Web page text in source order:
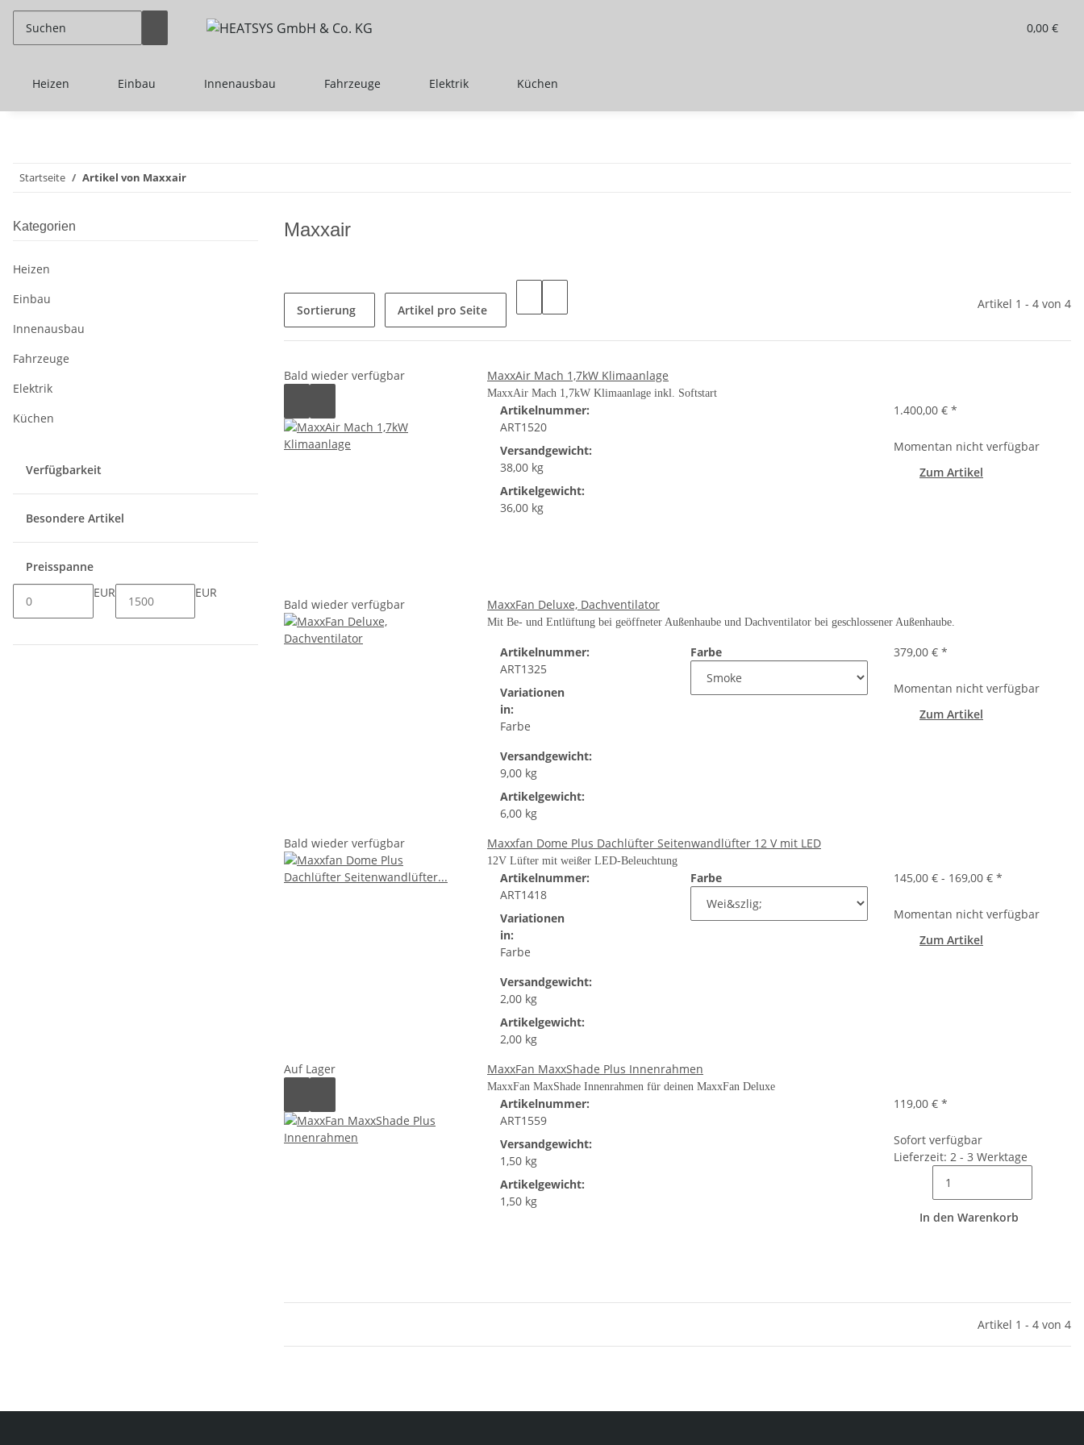
0,00 €
Heizen Einbau Innenausbau Fahrzeuge Elektrik Küchen
Startseite Artikel von Maxxair
Maxxair
Sortierung Artikel pro Seite Artikel 1 - 4 von 4
Bald wieder verfügbar MaxxAir Mach 1,7kW Klimaanlage
MaxxAir Mach 1,7kW Klimaanlage inkl. Softstart
Artikelnummer:
ART1520
Versandgewicht:
38,00 kg
Artikelgewicht:
36,00 kg
1.400,00 € *
Momentan nicht verfügbar
Zum Artikel
Bald wieder verfügbar MaxxFan Deluxe, Dachventilator
Mit Be- und Entlüftung bei geöffneter Außenhaube und Dachventilator bei geschlossener Außenhaube.
Artikelnummer:
ART1325
Variationen
in:
Farbe
Versandgewicht:
9,00 kg
Artikelgewicht:
6,00 kg
Farbe 379,00 € *
Momentan nicht verfügbar
Zum Artikel
Bald wieder verfügbar Maxxfan Dome Plus Dachlüfter Seitenwandlüfter 12 V mit LED
12V Lüfter mit weißer LED-Beleuchtung
Artikelnummer:
ART1418
Variationen
in:
Farbe
Versandgewicht:
2,00 kg
Artikelgewicht:
2,00 kg
Farbe 145,00 € - 169,00 € *
Momentan nicht verfügbar
Zum Artikel
Auf Lager MaxxFan MaxxShade Plus Innenrahmen
MaxxFan MaxShade Innenrahmen für deinen MaxxFan Deluxe
Artikelnummer:
ART1559
Versandgewicht:
1,50 kg
Artikelgewicht:
1,50 kg
119,00 € *
Sofort verfügbar
Lieferzeit: 2 - 3 Werktage
In den Warenkorb
Artikel 1 - 4 von 4
Kategorien
Heizen
Einbau
Innenausbau
Fahrzeuge
Elektrik
Küchen
Verfügbarkeit
Besondere Artikel
Preisspanne
EUR
EUR